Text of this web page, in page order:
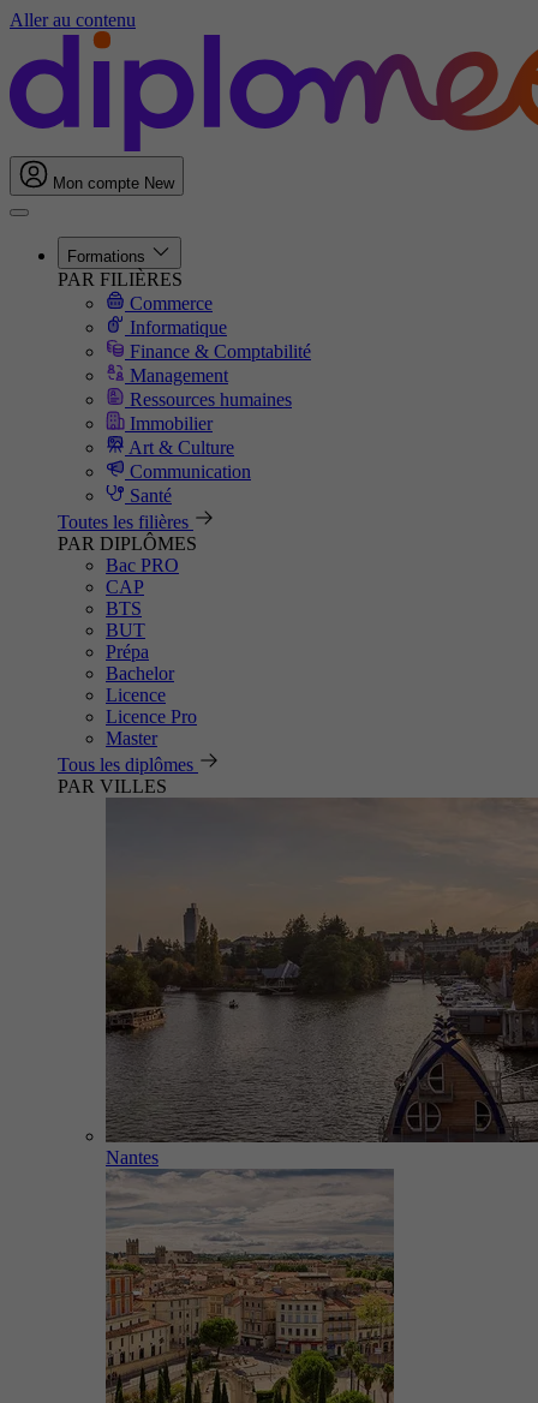
Aller au contenu
Mon compte New
Formations
PAR FILIÈRES
Commerce
Informatique
Finance & Comptabilité
Management
Ressources humaines
Immobilier
Art & Culture
Communication
Santé
Toutes les filières
PAR DIPLÔMES
Bac PRO
CAP
BTS
BUT
Prépa
Bachelor
Licence
Licence Pro
Master
Tous les diplômes
PAR VILLES
Nantes